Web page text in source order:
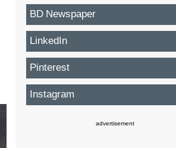
BD Newspaper
LinkedIn
Pinterest
Instagram
advertisement